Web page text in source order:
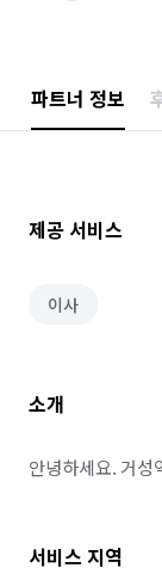
파트너 정보
제공 서비스
이사
소개
안녕하세요. 거성
서비스 지역